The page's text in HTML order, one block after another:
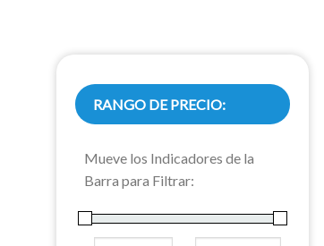
RANGO DE PRECIO:
Mueve los Indicadores de la
Barra para Filtrar: